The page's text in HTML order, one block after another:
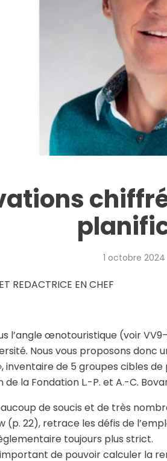
1 octobre 2024
REDACTRICE EN CHEF
l’angle œnotouristique (voir
Nous vous proposons
inventaire de 5 groupes cibles
la Fondation L.-P. et A.-C.
de soucis et de très
(p. 22), retrace les défis de
toujours plus strict.
de pouvoir calculer la